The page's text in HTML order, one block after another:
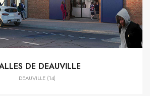
DE DEAUVILLE
DEAUVILLE (14)